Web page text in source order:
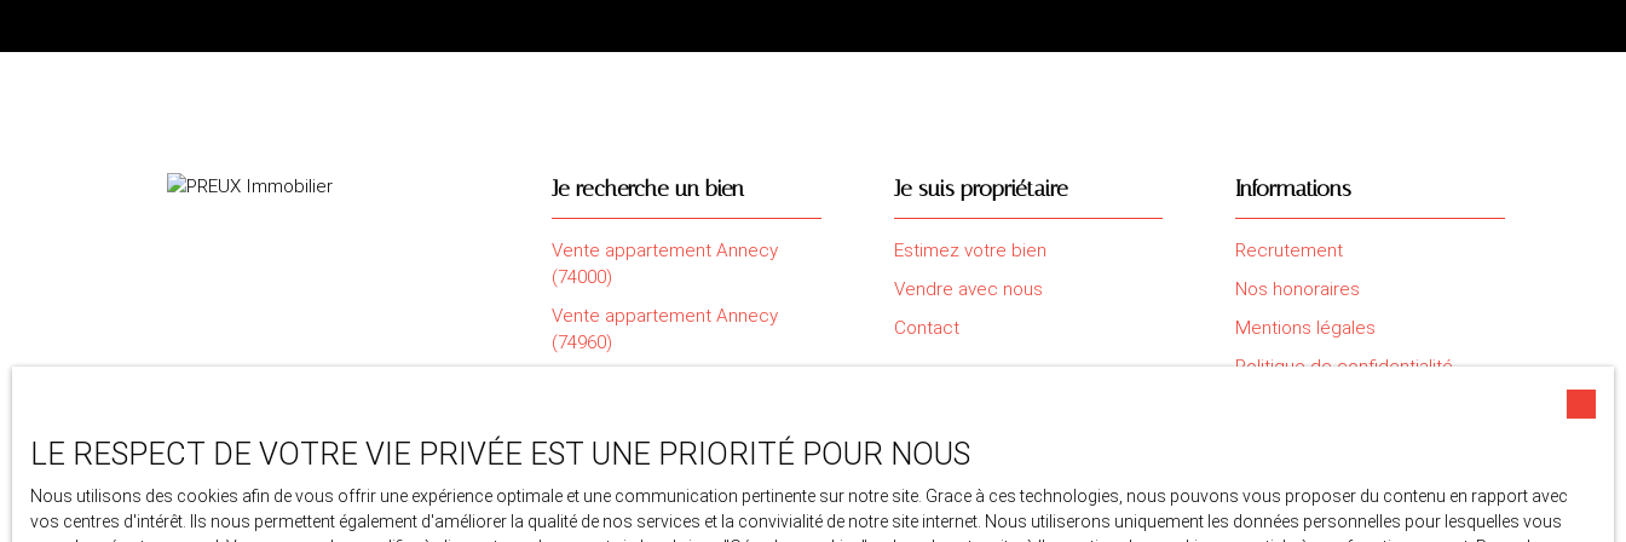
Je recherche un bien
Vente appartement Annecy
(74000)
Vente appartement Annecy
(74960)
Vente maison Sillingy (74330)
Vente maison Amancy (74800)
Vente maison La Roche-sur-
Je suis propriétaire
Estimez votre bien
Vendre avec nous
Contact
Informations
Recrutement
Nos honoraires
Mentions légales
Politique de confidentialité
LE RESPECT DE VOTRE VIE PRIVÉE EST UNE PRIORITÉ POUR NOUS
Nous utilisons des cookies afin de vous offrir une expérience optimale et une communication pertinente sur notre site. Grace à ces technologies, nous pouvons vous proposer du contenu en rapport avec
vos centres d'intérêt. Ils nous permettent également d'améliorer la qualité de nos services et la convivialité de notre site internet. Nous utiliserons uniquement les données personnelles pour lesquelles vous